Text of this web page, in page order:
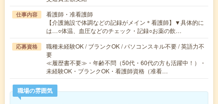
仕事内容
看護師・准看護師
【介護施設で体調などの記録がメイン＊看護師】▼具体的に
は…○体温、血圧などのチェック・記録○お薬の飲…
応募資格
職種未経験OK / ブランクOK / パソコンスキル不要 / 英語力不
要
≪履歴書不要≫・年齢不問（50代・60代の方も活躍中！）・
未経験OK・ブランクOK・看護師資格（准看…
職場の雰囲気